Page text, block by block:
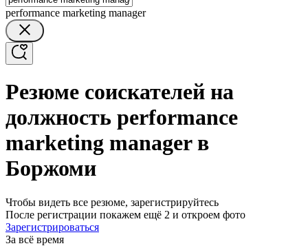
performance marketing manager
Резюме соискателей на
должность performance
marketing manager в
Боржоми
Чтобы видеть все резюме, зарегистрируйтесь
После регистрации покажем ещё 2 и откроем фото
Зарегистрироваться
За всё время